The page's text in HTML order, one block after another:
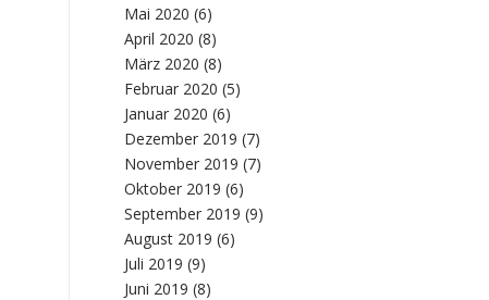
Mai 2020 (6)
April 2020 (8)
März 2020 (8)
Februar 2020 (5)
Januar 2020 (6)
Dezember 2019 (7)
November 2019 (7)
Oktober 2019 (6)
September 2019 (9)
August 2019 (6)
Juli 2019 (9)
Juni 2019 (8)